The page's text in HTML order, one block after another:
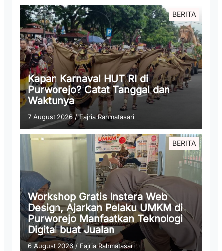
BERITA
Kapan Karnaval HUT RI di
Purworejo? Catat Tanggal dan
Waktunya
7 August 2026 /Fajria Rahmatasari
BERITA
Workshop Gratis Instera Web
Design, Ajarkan Pelaku UMKM di
Purworejo Manfaatkan Teknologi
Digital buat Jualan
6 August 2026/ Fajria Rahmatasari